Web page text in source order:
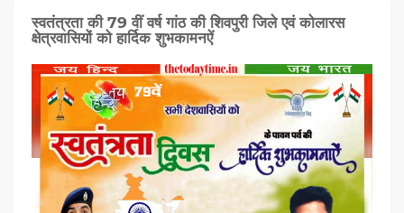
स्वतंत्रता की 79 वीं वर्ष गांठ की शिवपुरी जिले एवं कोलारस
क्षेत्रवासियों को हार्दिक शुभकामनऐं